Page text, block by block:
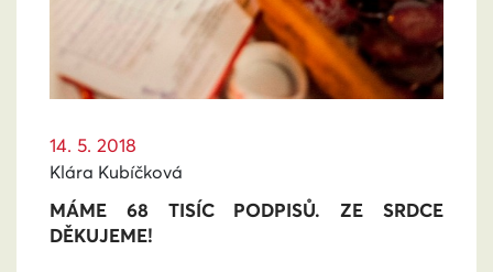
14. 5. 2018
Klára Kubíčková
MÁME 68 TISÍC PODPISŮ. ZE SRDCE
DĚKUJEME!